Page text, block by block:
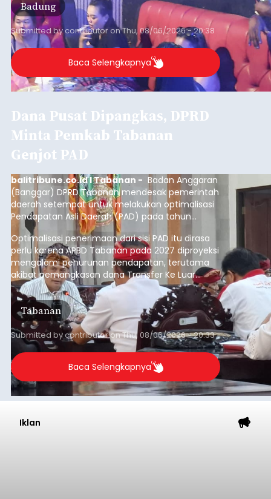
Badung
Submitted bycontributoronThu, 08/06/2026 - 20:38
Baca Selengkapnya
Dana Pusat Dipangkas, DPRD
Minta Pemkab Tabanan
Genjot PAD
balitribune.co.id I Tabanan - Badan Anggaran
(Banggar) DPRD Tabanan mendesak pemerintah
daerah setempat untuk melakukan optimalisasi
Pendapatan Asli Daerah (PAD) pada tahun
anggaran 2027.
Optimalisasi penerimaan dari sisi PAD itu dirasa
perlu karena APBD Tabanan pada 2027 diproyeksi
mengalami penurunan pendapatan, terutama
akibat pemangkasan dana Transfer Ke Luar
Daerah (TKD) dari pemerintah pusat.
Tabanan
Submitted bycontributoronThu, 08/06/2026 - 20:33
Baca Selengkapnya
Iklan